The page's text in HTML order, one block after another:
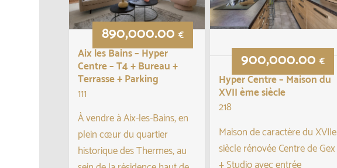
Développan...
Aix les Bains – Hyper
Centre – T4 + Bureau +
Terrasse + Parking
890,000.00€
111
À vendre à Aix-les-Bains, en
plein cœur du quartier
historique des Thermes, au
Hyper Centre – Maison du
XVII ème siècle
900,000.00€
218
Maison de caractère du XVIIe
siècle rénovée Centre de Gex